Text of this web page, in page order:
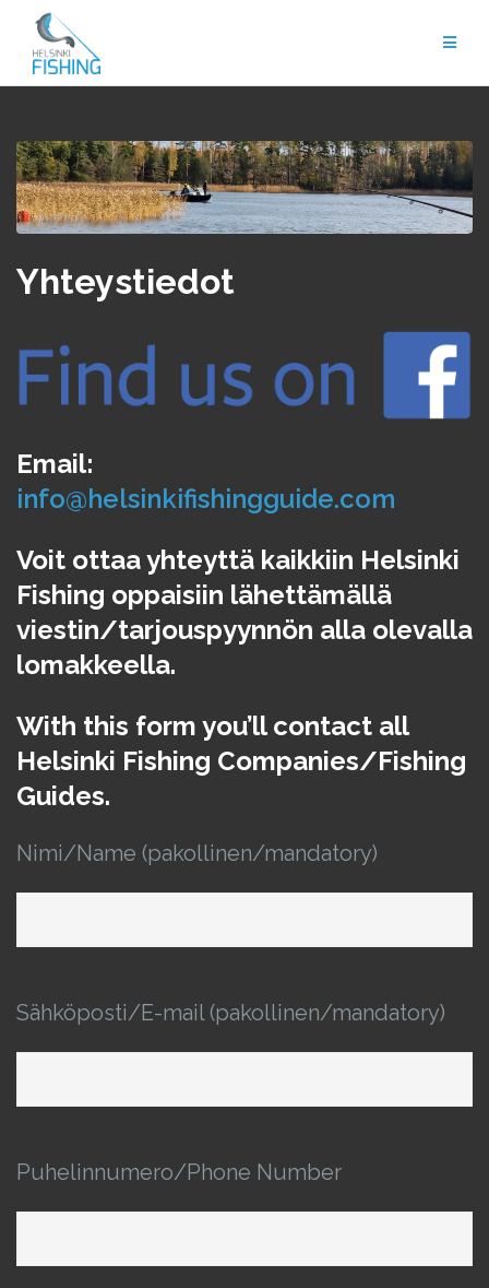
content
Yhteystiedot
Email:
info@helsinkifishingguide.com
Voit ottaa yhteyttä kaikkiin Helsinki
Fishing oppaisiin lähettämällä
viestin/tarjouspyynnön alla olevalla
lomakkeella.
With this form you’ll contact all
Helsinki Fishing Companies/Fishing
Guides.
Nimi/Name (pakollinen/mandatory)
Sähköposti/E-mail (pakollinen/mandatory)
Puhelinnumero/Phone Number